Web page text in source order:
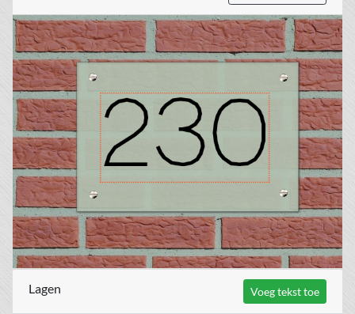
Lagen Voeg tekst toe